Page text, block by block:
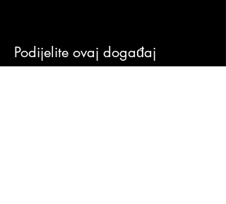
Podijelite ovaj događaj